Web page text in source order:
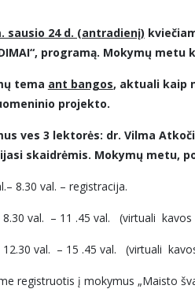
sausio 24 d. (antradienį)
programą. Mokymų
tema ant bangos, aktuali kaip
projekto.
ves 3 lektorės: dr. Vilma
skaidrėmis. Mokymų metu,
8.30 val. – registracija.
val. – 11 .45 val. (virtuali kavos
val. – 15 .45 val. (virtuali
registruotis į mokymus „Maisto